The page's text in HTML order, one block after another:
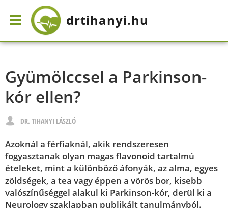
drtihanyi.hu
Gyümölccsel a Parkinson-
kór ellen?
DR. TIHANYI LÁSZLÓ
Azoknál a férfiaknál, akik rendszeresen
fogyasztanak olyan magas flavonoid tartalmú
ételeket, mint a különböző áfonyák, az alma, egyes
zöldségek, a tea vagy éppen a vörös bor, kisebb
valószínűséggel alakul ki Parkinson-kór, derül ki a
Neurology szaklapban publikált tanulmányból.